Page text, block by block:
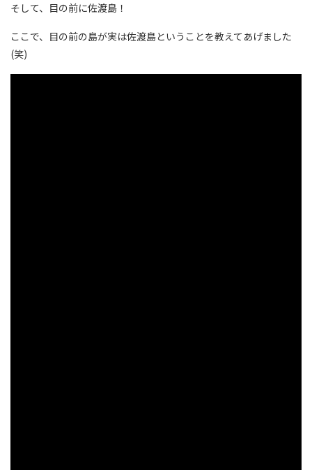
そして、目の前に佐渡島！
ここで、目の前の島が実は佐渡島ということを教えてあげました
(笑)